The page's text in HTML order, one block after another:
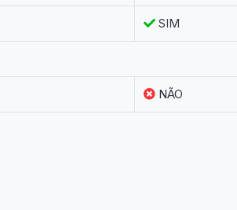
SIM
NÃO